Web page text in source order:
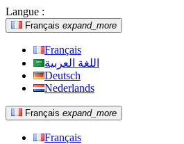
Langue :
Français expand_more
Français
اللغة العربية
Deutsch
Nederlands
Français expand_more
Français